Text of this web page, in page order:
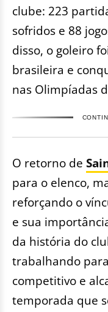
clube: 223
sofridos e 88
disso, o goleiro
brasileira e
nas Olimpíadas
O retorno de
para o elenco,
reforçando o
e sua
da história do
trabalhando
competitivo e
temporada que